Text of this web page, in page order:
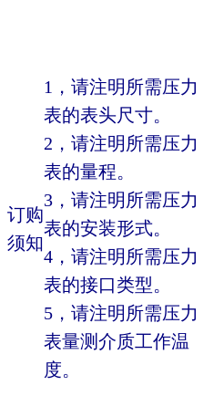
订购
须知
1，请注明所需压力
表的表头尺寸。
2，请注明所需压力
表的量程。
3，请注明所需压力
表的安装形式。
4，请注明所需压力
表的接口类型。
5，请注明所需压力
表量测介质工作温
度。